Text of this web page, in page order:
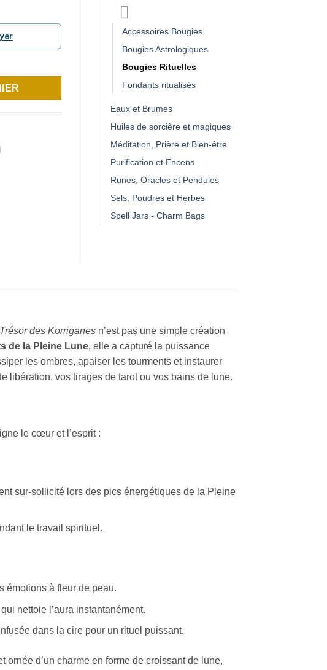
Accessoires Bougies
Bougies Astrologiques
Bougies Rituelles
Fondants ritualisés
Eaux et Brumes
Huiles de sorcière et magiques
Méditation, Prière et Bien-être
Purification et Encens
Runes, Oracles et Pendules
Sels, Poudres et Herbes
Spell Jars - Charm Bags
Trésor des Korriganes n’est pas une simple création
de la Pleine Lune, elle a capturé la puissance
les ombres, apaiser les tourments et instaurer
libération, vos tirages de tarot ou vos bains de lune.
le cœur et l’esprit :
sur-sollicité lors des pics énergétiques de la Pleine
le travail spirituel.
émotions à fleur de peau.
nettoie l’aura instantanément.
dans la cire pour un rituel puissant.
ornée d’un charme en forme de croissant de lune,